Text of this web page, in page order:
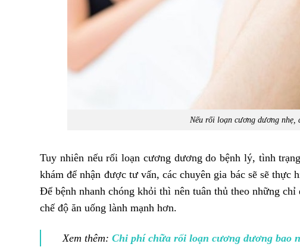
Nếu rối loạn cương dương nhẹ,
Tuy nhiên nếu rối loạn cương dương do bệnh lý, tình
khám để nhận được tư vấn, các chuyên gia bác sẽ sẽ
Để bệnh nhanh chóng khỏi thì nên tuân thủ theo những
chế độ ăn uống lành mạnh hơn.
Xem thêm: Chi phí chữa rối loạn cương dương bao